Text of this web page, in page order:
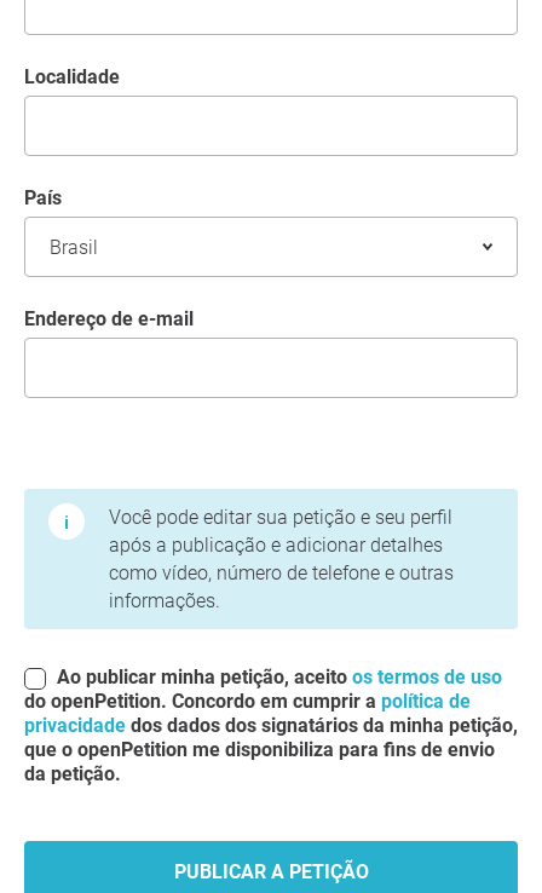
Localidade
País
Endereço de e-mail
Você pode editar sua petição e seu perfil
após a publicação e adicionar detalhes
como vídeo, número de telefone e outras
informações.
Ao publicar minha petição, aceito os termos de uso
do openPetition. Concordo em cumprir a política de
privacidade dos dados dos signatários da minha petição,
que o openPetition me disponibiliza para fins de envio
da petição.
PUBLICAR A PETIÇÃO